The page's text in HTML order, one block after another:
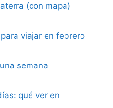
(con mapa)
viajar en febrero
semana
qué ver en